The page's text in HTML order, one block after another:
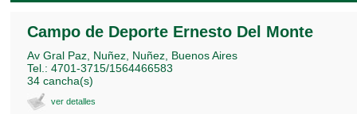
Campo de Deporte Ernesto Del Monte
Av Gral Paz, Nuñez, Nuñez, Buenos Aires
Tel.: 4701-3715/1564466583
34 cancha(s)
ver detalles